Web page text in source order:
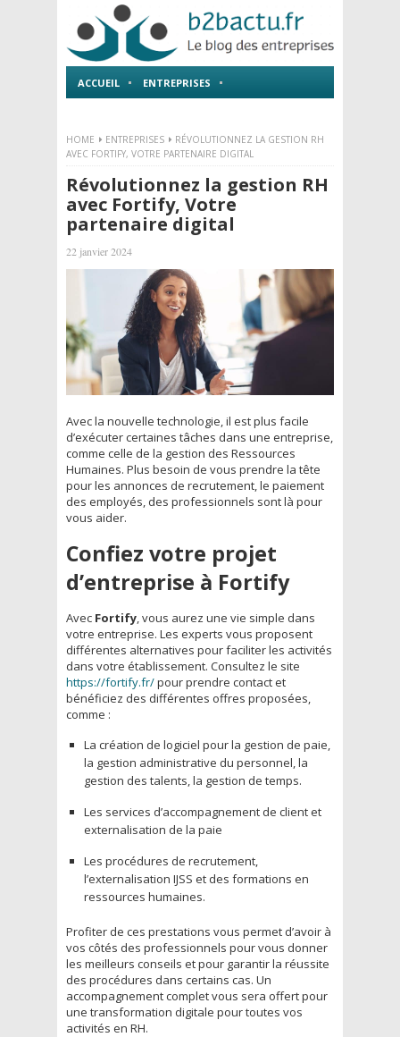
ACCUEIL ENTREPRISES
HOME ENTREPRISES
RÉVOLUTIONNEZ LA GESTION RH
AVEC FORTIFY, VOTRE PARTENAIRE DIGITAL
Révolutionnez la gestion RH
avec Fortify, Votre
partenaire digital
22 janvier 2024
Avec la nouvelle technologie, il est plus facile
d’exécuter certaines tâches dans une entreprise,
comme celle de la gestion des Ressources
Humaines. Plus besoin de vous prendre la tête
pour les annonces de recrutement, le paiement
des employés, des professionnels sont là pour
vous aider.
Confiez votre projet
d’entreprise à Fortify
Avec Fortify, vous aurez une vie simple dans
votre entreprise. Les experts vous proposent
différentes alternatives pour faciliter les activités
dans votre établissement. Consultez le site
https://fortify.fr/pour prendre contact et
bénéficiez des différentes offres proposées,
comme :
La création de logiciel pour la gestion de paie,
la gestion administrative du personnel, la
gestion des talents, la gestion de temps.
Les services d’accompagnement de client et
externalisation de la paie
Les procédures de recrutement,
l’externalisation IJSS et des formations en
ressources humaines.
Profiter de ces prestations vous permet d’avoir à
vos côtés des professionnels pour vous donner
les meilleurs conseils et pour garantir la réussite
des procédures dans certains cas. Un
accompagnement complet vous sera offert pour
une transformation digitale pour toutes vos
activités en RH.